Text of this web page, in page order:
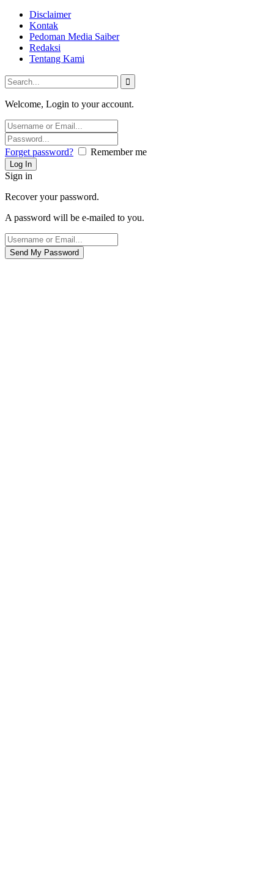
Disclaimer
Kontak
Pedoman Media Saiber
Redaksi
Tentang Kami
Welcome, Login to your account.
Forget password? Remember me
Sign in
Recover your password.
A password will be e-mailed to you.